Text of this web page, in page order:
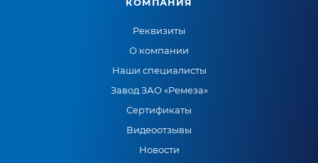
Реквизиты
О компании
Наши специалисты
Завод ЗАО «Ремеза»
Сертификаты
Видеоотзывы
Новости